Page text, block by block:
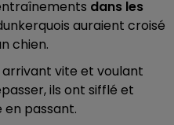
dans les
auraient croisé
chien.
arrivant vite et voulant
ils ont sifflé et
passant.